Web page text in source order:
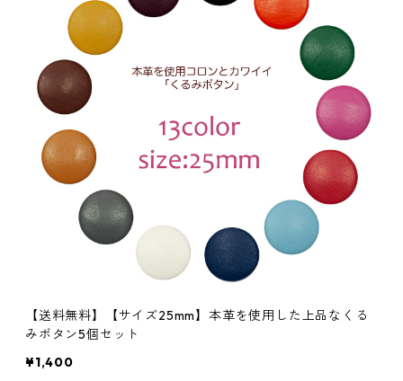
【送料無料】【サイズ25mm】本革を使用した上品なくる
みボタン5個セット
¥1,400